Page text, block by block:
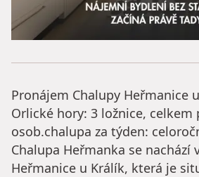
Pronájem Chalupy Heřmanice
Orlické hory: 3 ložnice, celkem
osob.chalupa za týden:
Chalupa Heřmanka se nachází
Heřmanice u Králík, která je